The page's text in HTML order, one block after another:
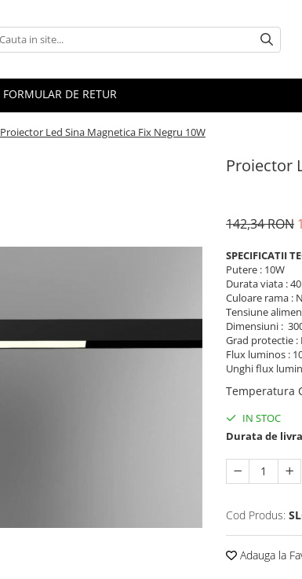
FORMULAR DE RETUR
Proiector Led Sina Magnetica Fix Negru 10W
Proiector
142,34 RON
SPECIFICATII
Putere : 10W
Durata viata :
Culoare rama :
Tensiune
Dimensiuni :
Grad protectie :
Flux luminos :
Unghi flux
Temperatura
IN STOC
Durata de
Cod Produs:
Adauga la